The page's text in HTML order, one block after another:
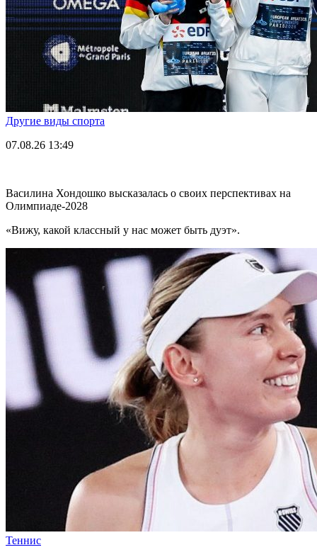
Другие виды спорта
07.08.26 13:49
Василина Хондошко высказалась о своих перспективах на
Олимпиаде-2028
«Вижу, какой классный у нас может быть дуэт».
Теннис